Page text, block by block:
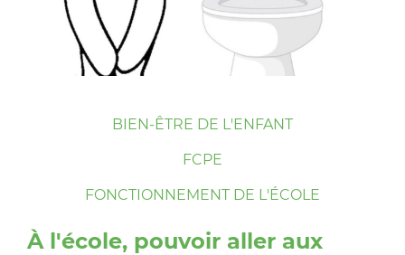
BIEN-ÊTRE DE L'ENFANT
FCPE
FONCTIONNEMENT DE L'ÉCOLE
À l'école, pouvoir aller aux